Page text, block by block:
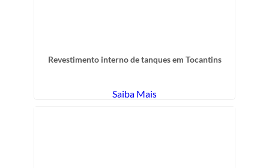
Revestimento interno de tanques em Tocantins
Saiba Mais